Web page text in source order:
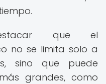
que el
no se limita solo a
sino que puede
grandes, como